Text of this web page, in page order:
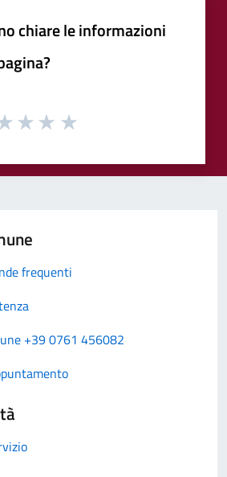
chiare le informazioni
frequenti
+39 0761 456082